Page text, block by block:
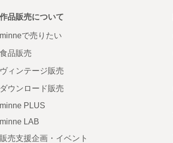
作品販売について
minneで売りたい
食品販売
ヴィンテージ販売
ダウンロード販売
minne PLUS
minne LAB
販売支援企画・イベント